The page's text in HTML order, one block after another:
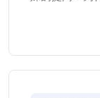
TG账号购买